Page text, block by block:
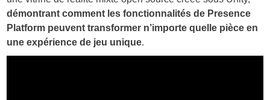
démontrant comment les fonctionnalités de Presence
Platform peuvent transformer n’importe quelle pièce en
une expérience de jeu unique.